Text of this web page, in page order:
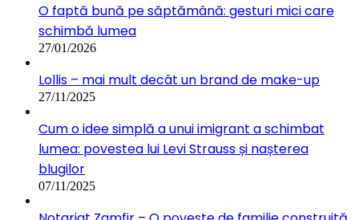
O faptă bună pe săptămână: gesturi mici care
schimbă lumea
27/01/2026
Lollis – mai mult decât un brand de make-up
27/11/2025
Cum o idee simplă a unui imigrant a schimbat
lumea: povestea lui Levi Strauss și nașterea
blugilor
07/11/2025